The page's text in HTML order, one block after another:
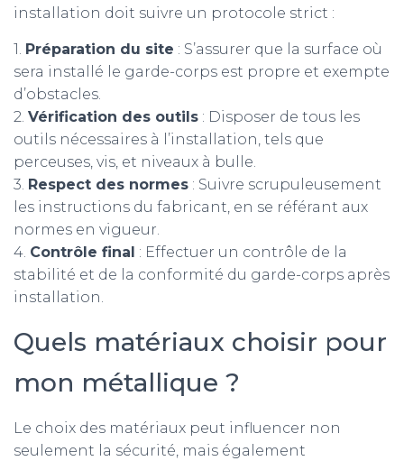
installation doit suivre un protocole strict :
1. Préparation du site : S’assurer que la surface où
sera installé le garde-corps est propre et exempte
d’obstacles.
2. Vérification des outils : Disposer de tous les
outils nécessaires à l’installation, tels que
perceuses, vis, et niveaux à bulle.
3. Respect des normes : Suivre scrupuleusement
les instructions du fabricant, en se référant aux
normes en vigueur.
4. Contrôle final : Effectuer un contrôle de la
stabilité et de la conformité du garde-corps après
installation.
Quels matériaux choisir pour
mon métallique ?
Le choix des matériaux peut influencer non
seulement la sécurité, mais également